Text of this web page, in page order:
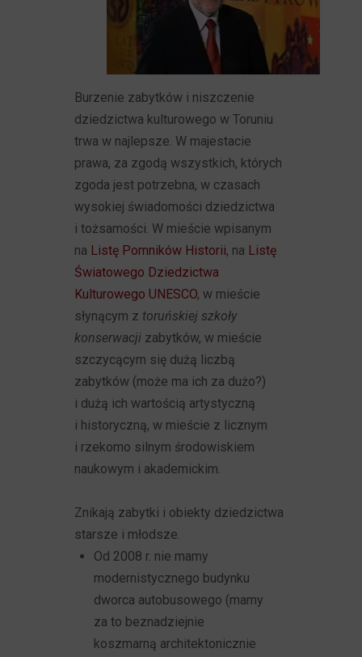
Burzenie zabytków i niszczenie
dziedzictwa kulturowego w Toruniu
trwa w najlepsze. W majestacie
prawa, za zgodą wszystkich, których
zgoda jest potrzebna, w czasach
wysokiej świadomości dziedzictwa
i tożsamości. W mieście wpisanym
na Listę Pomników Historii, na Listę
Światowego Dziedzictwa
Kulturowego UNESCO, w mieście
słynącym z toruńskiej szkoły
konserwacji zabytków, w mieście
szczycącym się dużą liczbą
zabytków (może ma ich za dużo?)
i dużą ich wartością artystyczną
i historyczną, w mieście z licznym
i rzekomo silnym środowiskiem
naukowym i akademickim.
Znikają zabytki i obiekty dziedzictwa
starsze i młodsze.
Od 2008 r. nie mamy
modernistycznego budynku
dworca autobusowego (mamy
za to beznadziejnie
koszmarną architektonicznie